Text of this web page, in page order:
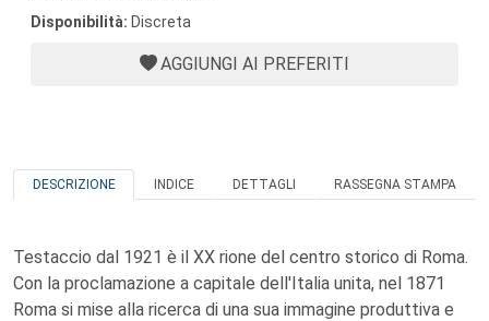
Disponibilità: Discreta
AGGIUNGI AI PREFERITI
DESCRIZIONE INDICE DETTAGLI RASSEGNA STAMPA
Testaccio dal 1921 è il XX rione del centro storico di Roma.
Con la proclamazione a capitale dell'Italia unita, nel 1871
Roma si mise alla ricerca di una sua immagine produttiva e